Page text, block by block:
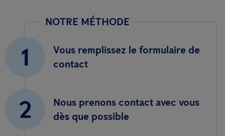
NOTRE MÉTHODE
1
Vous remplissez le formulaire de
contact
2
Nous prenons contact avec vous
dès que possible